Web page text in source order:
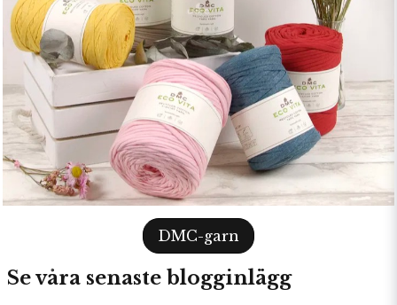
DMC-garn
Se våra senaste blogginlägg